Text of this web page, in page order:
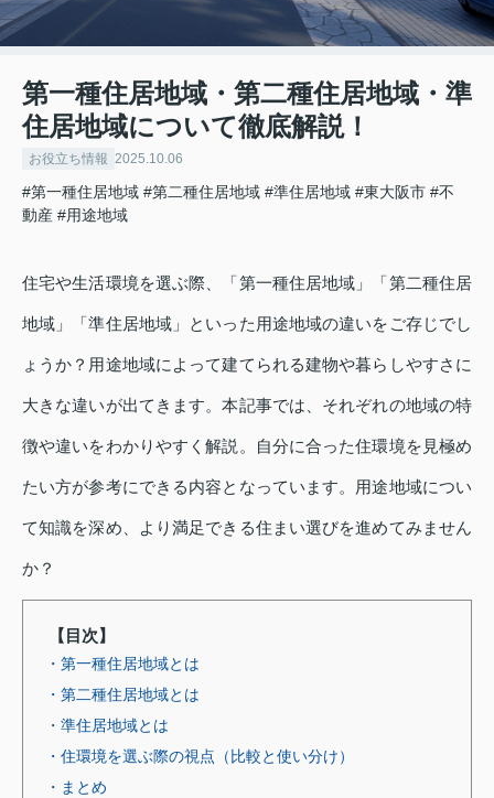
第一種住居地域・第二種住居地域・準
住居地域について徹底解説！
お役立ち情報 2025.10.06
#第一種住居地域 #第二種住居地域 #準住居地域 #東大阪市 #不
動産 #用途地域
住宅や生活環境を選ぶ際、「第一種住居地域」「第二種住居
地域」「準住居地域」といった用途地域の違いをご存じでし
ょうか？用途地域によって建てられる建物や暮らしやすさに
大きな違いが出てきます。本記事では、それぞれの地域の特
徴や違いをわかりやすく解説。自分に合った住環境を見極め
たい方が参考にできる内容となっています。用途地域につい
て知識を深め、より満足できる住まい選びを進めてみません
か？
【目次】
・第一種住居地域とは
・第二種住居地域とは
・準住居地域とは
・住環境を選ぶ際の視点（比較と使い分け）
・まとめ